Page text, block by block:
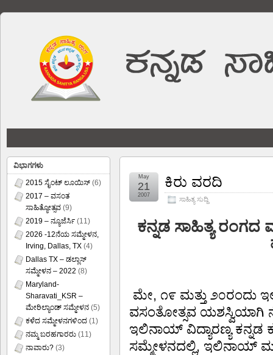
ಕಿರು ವರದಿ
ಸಾಹಿತ್ಯ ಸುದ್ದಿ
May
21
2007
ಕನ್ನಡ ಸಾಹಿತ್ಯ
ಮೇ, ೧೯ ಮತ್ತು
ವಸಂತೋತ್ಸವ ಯಶಸ್ವಿಯಾಗಿ
ಇಲಿನಾಯ್‍ ವಿದ್ಯಾರಣ್ಯ
ಸಮ್ಮೇಳನದಲ್ಲಿ, ಇಲಿನಾಯ್
ವಿಭಾಗಗಳು
2015 ಸೈಂಟ್ ಲೂಯಿಸ್ (6)
2017 – ವಸಂತ
ಸಾಹಿತ್ಯೋತ್ಸವ (9)
2019 – ನ್ಯೂಜೆರ್ಸಿ (11)
2026 -12ನೆಯ ಸಮ್ಮೇಳನ,
Irving, Dallas, TX (4)
Dallas TX – ಡಲ್ಲಾಸ್
ಸಮ್ಮೇಳನ – 2022 (8)
Maryland-
Sharavati_KSR –
ಮೇರಿಲ್ಯಾಂಡ್ ಸಮ್ಮೇಳನ (5)
ಕಳೆದ ಸಮ್ಮೇಳನಗಳಿಂದ (1)
ನಮ್ಮ ಬರಹಗಾರರು (11)
ನಾವಾರು? (3)